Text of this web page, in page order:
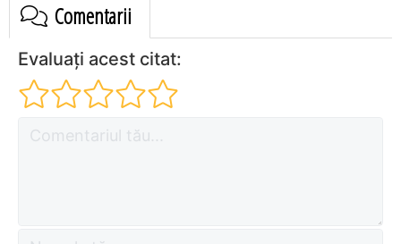
Comentarii
Evaluați acest citat: